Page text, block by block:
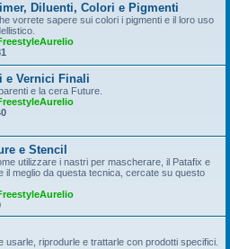
Diluenti, Colori e Pigmenti
vorrete sapere sui colori i pigmenti e il loro uso
e Vernici Finali
e la cera Future.
e Stencil
utilizzare i nastri per mascherare, il Patafix e
il meglio da questa tecnica, cercate su questo
usarle, riprodurle e trattarle con prodotti specifici.